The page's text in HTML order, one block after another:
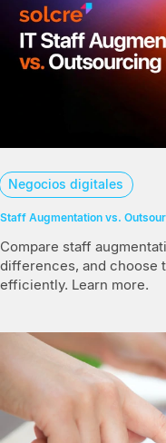
Negocios digitales
Staff Augmentation vs.
Compare staff
differences, and choose
efficiently. Learn more.